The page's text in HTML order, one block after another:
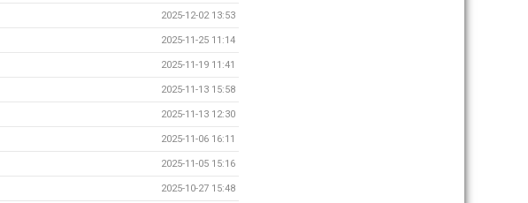
2025-12-02 13:53
2025-11-25 11:14
2025-11-19 11:41
2025-11-13 15:58
2025-11-13 12:30
2025-11-06 16:11
2025-11-05 15:16
2025-10-27 15:48